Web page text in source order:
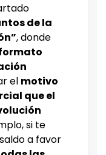
de la
, donde
el motivo
que el
si te
a favor